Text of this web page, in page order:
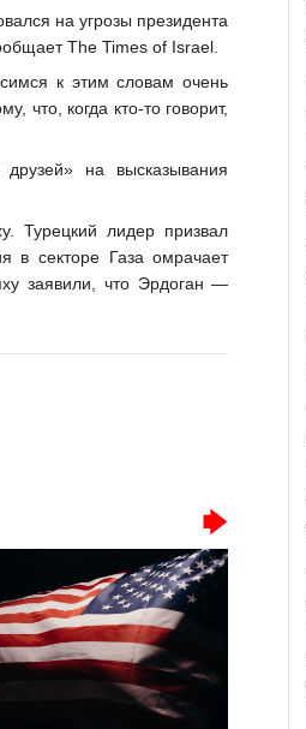
на угрозы президента
The Times of Israel.
к этим словам очень
что, когда кто-то говорит,
на высказывания
Турецкий лидер призвал
в секторе Газа омрачает
заявили, что Эрдоган —